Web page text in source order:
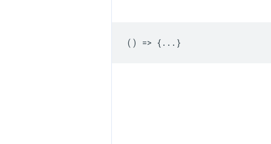
() => {...}